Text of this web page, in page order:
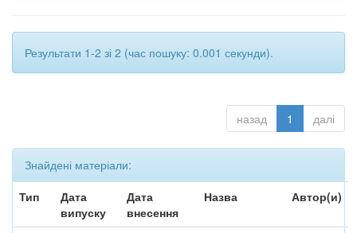
Результати 1-2 зі 2 (час пошуку: 0.001 секунди).
назад 1 далі
Знайдені матеріали:
Тип
Дата
випуску
Дата
внесення
Назва Автор(и)